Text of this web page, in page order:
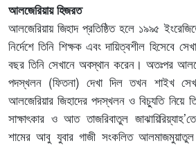
আলজেরিয়ায় হিজরত
আলজেরিয়ায় জিহাদ প্রতিষ্ঠিত হলে ১৯৯৫
নির্দেশে তিনি শিক্ষক এবং দায়িত্বশীল হিসেবে
বছর তিনি সেখানে অবস্থান করেন। অতঃপর
পদস্খলন (ফিতনা) দেখা দিল তখন শাইখ
আলজেরিয়ার জিহাদের পদস্খলন ও বিচ্যুতি নিয়ে
সাক্ষাৎকার ও আত তাজরিবাতুল
শামের আবু যুবার গাজী সংকলিত